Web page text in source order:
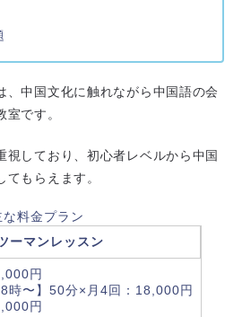
、中国文化に触れながら中国語の会
です。
視しており、初心者レベルから中国
もらえます。
な料金プラン
ーマンレッスン
円
時〜】50分×月4回：18,000円
円